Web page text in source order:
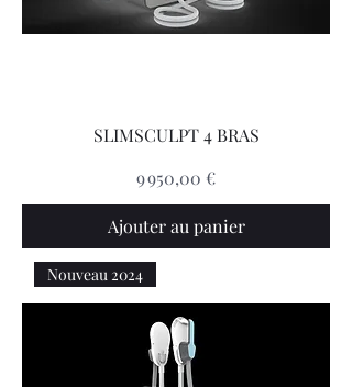
SLIMSCULPT 4 BRAS
Prix
9 950,00 €
Ajouter au panier
Nouveau 2024